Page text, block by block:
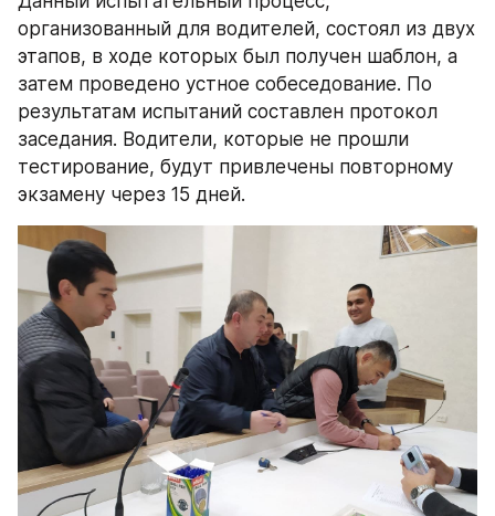
организованный для водителей, состоял из двух
этапов, в ходе которых был получен шаблон, а
затем проведено устное собеседование. По
результатам испытаний составлен протокол
заседания. Водители, которые не прошли
тестирование, будут привлечены повторному
экзамену через 15 дней.